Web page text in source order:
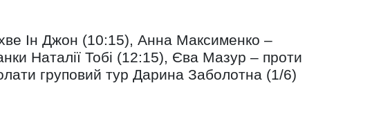
Ін Джон (10:15), Анна Максименко –
Наталії Тобі (12:15), Єва Мазур – проти
груповий тур Дарина Заболотна (1/6)